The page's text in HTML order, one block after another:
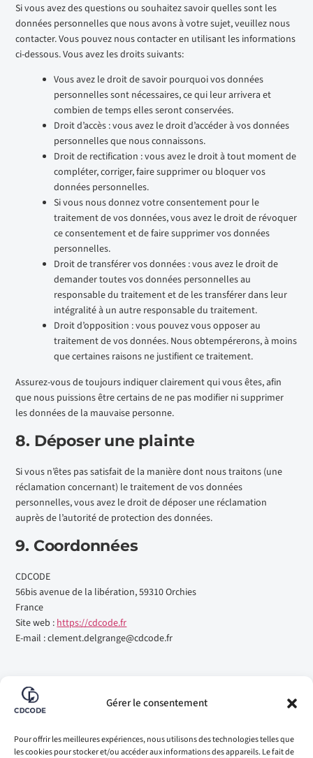
Gérer le consentement
Pour offrir les meilleures expériences, nous utilisons des technologies telles que
les cookies pour stocker et/ou accéder aux informations des appareils. Le fait de
Si vous avez des questions ou souhaitez savoir quelles sont les
données personnelles que nous avons à votre sujet, veuillez nous
contacter. Vous pouvez nous contacter en utilisant les informations
ci-dessous. Vous avez les droits suivants:
Vous avez le droit de savoir pourquoi vos données
personnelles sont nécessaires, ce qui leur arrivera et
combien de temps elles seront conservées.
Droit d’accès : vous avez le droit d’accéder à vos données
personnelles que nous connaissons.
Droit de rectification : vous avez le droit à tout moment de
compléter, corriger, faire supprimer ou bloquer vos
données personnelles.
Si vous nous donnez votre consentement pour le
traitement de vos données, vous avez le droit de révoquer
ce consentement et de faire supprimer vos données
personnelles.
Droit de transférer vos données : vous avez le droit de
demander toutes vos données personnelles au
responsable du traitement et de les transférer dans leur
intégralité à un autre responsable du traitement.
Droit d’opposition : vous pouvez vous opposer au
traitement de vos données. Nous obtempérerons, à moins
que certaines raisons ne justifient ce traitement.
Assurez-vous de toujours indiquer clairement qui vous êtes, afin
que nous puissions être certains de ne pas modifier ni supprimer
les données de la mauvaise personne.
8. Déposer une plainte
Si vous n’êtes pas satisfait de la manière dont nous traitons (une
réclamation concernant) le traitement de vos données
personnelles, vous avez le droit de déposer une réclamation
auprès de l’autorité de protection des données.
9. Coordonnées
CDCODE
56bis avenue de la libération, 59310 Orchies
France
Site web :https://cdcode.fr
E-mail :clement.delgrange@cdcode.fr